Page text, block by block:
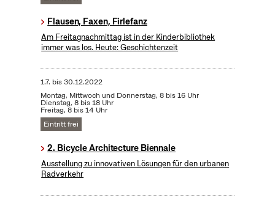
Flausen, Faxen, Firlefanz
Am Freitagnachmittag ist in der Kinderbibliothek
immer was los. Heute: Geschichtenzeit
1.7. bis30.12.2022
Montag, Mittwoch und Donnerstag, 8 bis 16 Uhr
Dienstag, 8 bis 18 Uhr
Freitag, 8 bis 14 Uhr
Eintritt frei
2. Bicycle Architecture Biennale
Ausstellung zu innovativen Lösungen für den urbanen
Radverkehr